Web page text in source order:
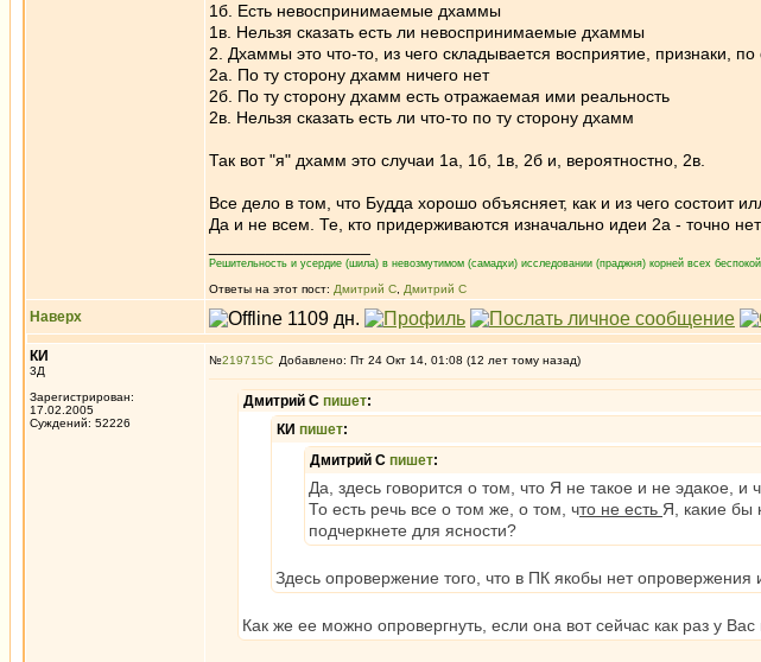
1б. Есть невоспринимаемые дхаммы
1в. Нельзя сказать есть ли невоспринимаемые дхаммы
2. Дхаммы это что-то, из чего складывается восприятие, признаки,
2а. По ту сторону дхамм ничего нет
2б. По ту сторону дхамм есть отражаемая ими реальность
2в. Нельзя сказать есть ли что-то по ту сторону дхамм
Так вот "я" дхамм это случаи 1а, 1б, 1в, 2б и, вероятностно, 2в.
Все дело в том, что Будда хорошо объясняет, как и из чего состоит
Да и не всем. Те, кто придерживаются изначально идеи 2а - точно
Решительность и усердие (шила) в невозмутимом (самадхи) исследовании (праджня) корней всех
Ответы на этот пост: Дмитрий С Дмитрий С
Наверх
КИ
3Д
Зарегистрирован:
17.02.2005
Суждений: 52226
№219715 Добавлено: Пт 24 Окт 14, 01:08 (12 лет тому назад)
Дмитрий С пишет:
КИ пишет:
Дмитрий С пишет:
Да, здесь говорится о том, что Я не такое и не эдакое,
То есть речь все о том же, о том, что не есть Я, какие бы
подчеркнете для ясности?
Здесь опровержение того, что в ПК якобы нет
Как же ее можно опровергнуть, если она вот сейчас как раз у Вас